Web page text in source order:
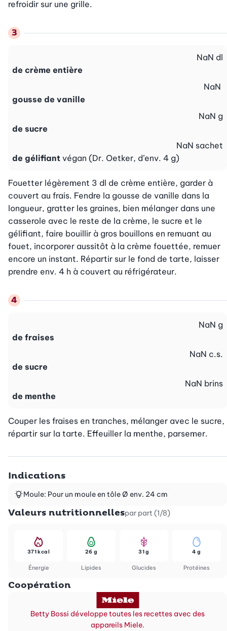
refroidir sur une grille.
de crème entière
NaN dl
gousse de vanille
NaN
de sucre
NaN g
de gélifiant végan (Dr. Oetker, d’env. 4 g)
NaN sachet
Fouetter légèrement 3 dl de crème entière, garder à
couvert au frais. Fendre la gousse de vanille dans la
longueur, gratter les graines, bien mélanger dans une
casserole avec le reste de la crème, le sucre et le
gélifiant, faire bouillir à gros bouillons en remuant au
fouet, incorporer aussitôt à la crème fouettée, remuer
encore un instant. Répartir sur le fond de tarte, laisser
prendre env. 4 h à couvert au réfrigérateur.
de fraises
NaN g
de sucre
NaN c.s.
de menthe
NaN brins
Couper les fraises en tranches, mélanger avec le sucre,
répartir sur la tarte. Effeuiller la menthe, parsemer.
Indications
Moule: Pour un moule en tôle Ø env. 24 cm
Valeurs nutritionnellespar part (1/8)
Énergie
371 kcal
Lipides
26 g
Glucides
31 g
Protéines
4 g
Coopération
Betty Bossi développe toutes les recettes avec des
appareils Miele.